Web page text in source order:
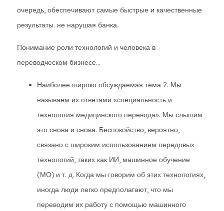
очередь, обеспечивают самые быстрые и качественные
результаты. не нарушая банка.
Понимание роли технологий и человека в
переводческом бизнесе...
Наиболее широко обсуждаемая тема 2. Мы
называем их ответами «специальность и
технология медицинского перевода». Мы слышим
это снова и снова. Беспокойство, вероятно,
связано с широким использованием передовых
технологий, таких как ИИ, машинное обучение
(МО) и т. д. Когда мы говорим об этих технологиях,
иногда люди легко предполагают, что мы
переводим их работу с помощью машинного